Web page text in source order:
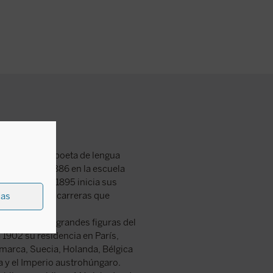
el poeta de lengua
en 1886 en la escuela
salud. En 1895 inicia sus
en Praga, carreras que
a grandes figuras del
su residencia en París,
Suecia, Holanda, Bélgica
y el Imperio austrohúngaro.